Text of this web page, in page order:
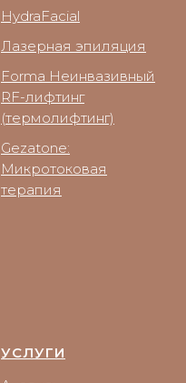
HydraFacial
Лазерная эпиляция
Forma Неинвазивный
RF-лифтинг
(термолифтинг)
Gezatone:
Микротоковая
терапия
УСЛУГИ